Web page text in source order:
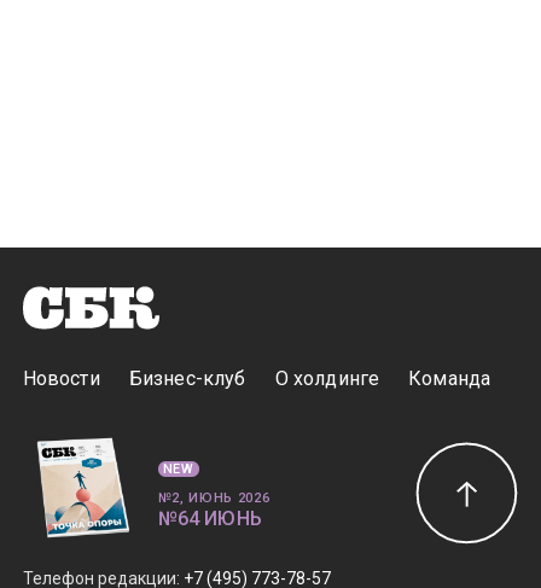
Новости Бизнес-клуб О холдинге Команда
Телефон редакции: +7 (495) 773-78-57
NEW
№2, ИЮНЬ 2026
№64 ИЮНЬ